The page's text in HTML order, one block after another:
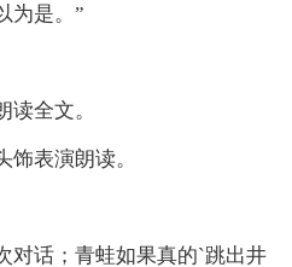
为是。”
全文。
表演朗读。
话；青蛙如果真的`跳出井